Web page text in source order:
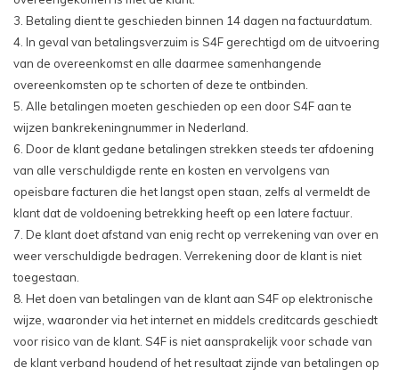
3. Betaling dient te geschieden binnen 14 dagen na factuurdatum.
4. In geval van betalingsverzuim is S4F gerechtigd om de uitvoering
van de overeenkomst en alle daarmee samenhangende
overeenkomsten op te schorten of deze te ontbinden.
5. Alle betalingen moeten geschieden op een door S4F aan te
wijzen bankrekeningnummer in Nederland.
6. Door de klant gedane betalingen strekken steeds ter afdoening
van alle verschuldigde rente en kosten en vervolgens van
opeisbare facturen die het langst open staan, zelfs al vermeldt de
klant dat de voldoening betrekking heeft op een latere factuur.
7. De klant doet afstand van enig recht op verrekening van over en
weer verschuldigde bedragen. Verrekening door de klant is niet
toegestaan.
8. Het doen van betalingen van de klant aan S4F op elektronische
wijze, waaronder via het internet en middels creditcards geschiedt
voor risico van de klant. S4F is niet aansprakelijk voor schade van
de klant verband houdend of het resultaat zijnde van betalingen op